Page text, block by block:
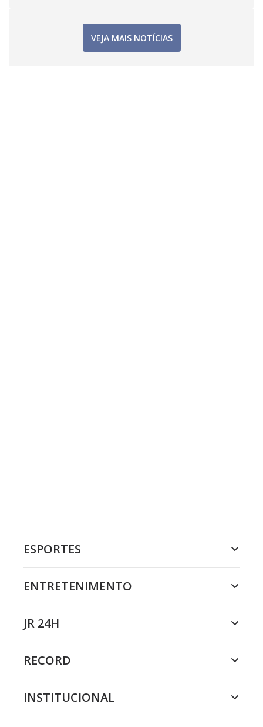
VEJA MAIS NOTÍCIAS
ESPORTES
ENTRETENIMENTO
JR 24H
RECORD
INSTITUCIONAL